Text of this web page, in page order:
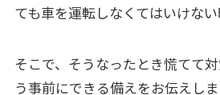
ても車を運転しなくてはいけない
そこで、そうなったとき慌てて
う事前にできる備えをお伝えしま